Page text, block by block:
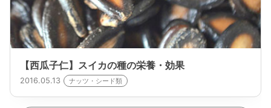
【西瓜子仁】スイカの種の栄養・効果
2016.05.13 ナッツ・シード類